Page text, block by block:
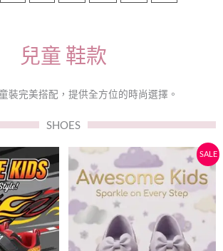
兒童 鞋款
裝完美搭配，提供全方位的時尚選擇。
SHOES
SALE
原
始
價
格：
$158。
目
前
價
格：
$138
此
產
品
多
種